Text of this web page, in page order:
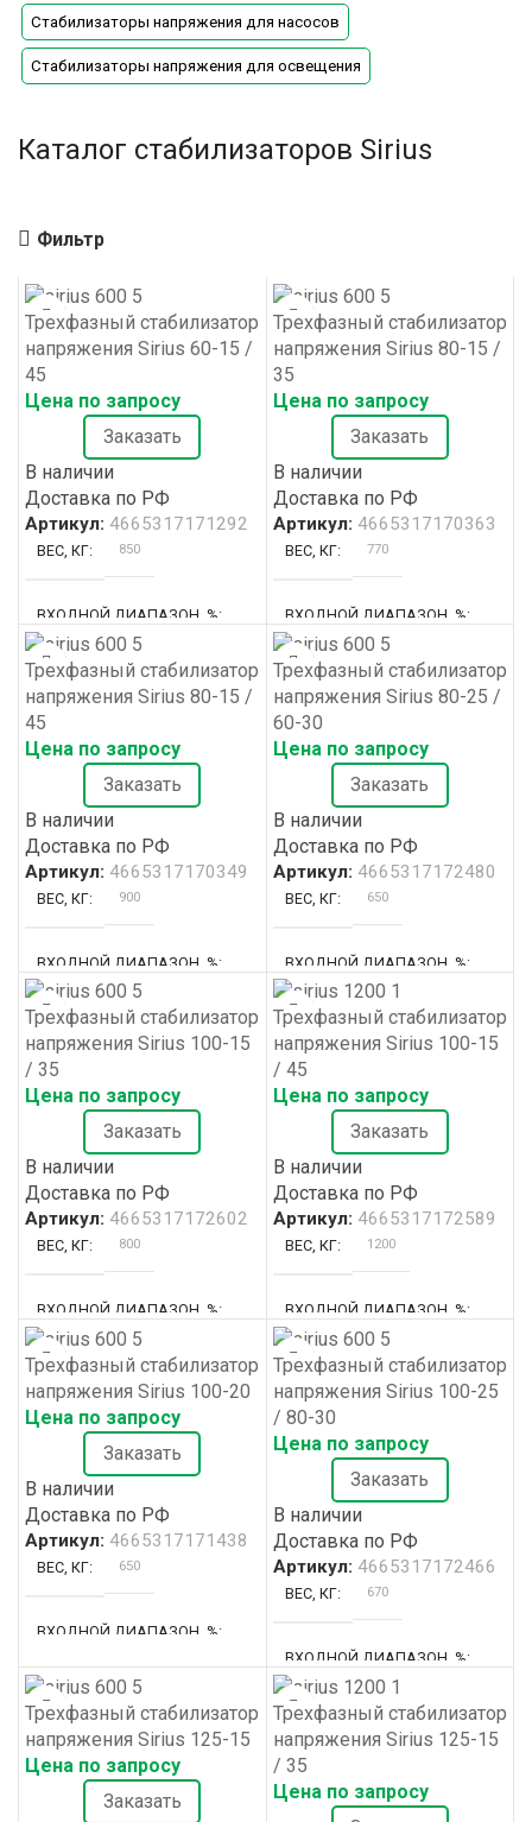
Стабилизаторы напряжения для насосов
Стабилизаторы напряжения для освещения
Каталог стабилизаторов Sirius
Фильтр
Трехфазный стабилизатор
напряжения Sirius 60-15 /
45
Цена по запросу
Заказать
В наличии
Доставка по РФ
Артикул: 4665317171292
ВЕС, КГ 850
ВХОДНОЙ ДИАПАЗОН, %
+15/-45%
ВХОДНОЙ ТОК, А
380 ±0.5%
600x800x2000
КОЛИЧЕСТВО ФАЗ 3
КОРПУС № 51
МАКСИМАЛЬНАЯ МОЩНОСТЬ, КВА
109
НАЗНАЧЕНИЕ
Для производства
РАБОЧИЙ ДИАПАЗОН, В
97 — 278
Электромеханический
ТИП УСТАНОВКИ
Напольный
Трехфазный стабилизатор
напряжения Sirius 80-15 /
35
Цена по запросу
Заказать
В наличии
Доставка по РФ
Артикул: 4665317170363
ВЕС, КГ 770
ВХОДНОЙ ДИАПАЗОН, %
+15/-35%
ВХОДНОЙ ТОК, А
380 ±0.5%
600x800x2000
КОЛИЧЕСТВО ФАЗ 3
КОРПУС № 51
МАКСИМАЛЬНАЯ МОЩНОСТЬ,
123
НАЗНАЧЕНИЕ
Для производства
РАБОЧИЙ ДИАПАЗОН, В
114 — 278
ТИП СТАБИЛИЗАТОРА
ТИП УСТАНОВКИ
Напольный
Трехфазный стабилизатор
напряжения Sirius 80-15 /
45
Цена по запросу
Заказать
В наличии
Доставка по РФ
Артикул: 4665317170349
ВЕС, КГ 900
ВХОДНОЙ ДИАПАЗОН, %
+15/-45%
ВХОДНОЙ ТОК, А
380 ±0.5%
600x800x2000
КОЛИЧЕСТВО ФАЗ 3
КОРПУС №
МАКСИМАЛЬНАЯ МОЩНОСТЬ, КВА
146
МОЩНОСТЬ, КВА 80
НАЗНАЧЕНИЕ
Для производства
РАБОЧИЙ ДИАПАЗОН, В
Трехфазный стабилизатор
напряжения Sirius 80-25 /
60-30
Цена по запросу
Заказать
В наличии
Доставка по РФ
Артикул: 4665317172480
ВЕС, КГ 650
ВХОДНОЙ ДИАПАЗОН, %
±30% / ±25%
ВХОДНОЙ ТОК, А
380 ±0.5%
600x800x2000
КОЛИЧЕСТВО ФАЗ 3
КОРПУС № 51
МАКСИМАЛЬНАЯ МОЩНОСТЬ,
106
НАЗНАЧЕНИЕ
Для производства
РАБОЧИЙ ДИАПАЗОН, В
Трехфазный стабилизатор
напряжения Sirius 100-15
/ 35
Цена по запросу
Заказать
В наличии
Доставка по РФ
Артикул: 4665317172602
ВЕС, КГ 800
ВХОДНОЙ ДИАПАЗОН, %
+15/-35%
ВХОДНОЙ ТОК, А
ВЫХОДНОЕ НАПРЯЖЕНИЕ, В
380 ±0.5%
600x800x2000
КОЛИЧЕСТВО ФАЗ 3
КОРПУС №
Трехфазный стабилизатор
напряжения Sirius 100-15
/ 45
Цена по запросу
Заказать
В наличии
Доставка по РФ
Артикул: 4665317172589
ВЕС, КГ 1200
ВХОДНОЙ ДИАПАЗОН, %
+15/-45%
ВХОДНОЙ ТОК, А
380 ±0.5%
1200x800x1800
КОЛИЧЕСТВО ФАЗ 3
КОРПУС № 55
Трехфазный стабилизатор
напряжения Sirius 100-20
Цена по запросу
Заказать
В наличии
Доставка по РФ
Артикул: 4665317171438
ВЕС, КГ 650
ВХОДНОЙ ДИАПАЗОН, %
±20%
ВХОДНОЙ ТОК, А 180
Трехфазный стабилизатор
напряжения Sirius 100-25
/ 80-30
Цена по запросу
Заказать
В наличии
Доставка по РФ
Артикул: 4665317172466
ВЕС, КГ 670
ВХОДНОЙ ДИАПАЗОН, %
±30% / ±25%
ВХОДНОЙ ТОК, А
Трехфазный стабилизатор
напряжения Sirius 125-15
Цена по запросу
Заказать
Трехфазный стабилизатор
напряжения Sirius 125-15
/ 35
Цена по запросу